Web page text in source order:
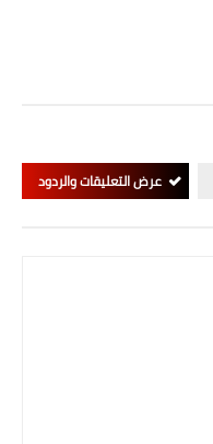
عرض التعليقات والردود